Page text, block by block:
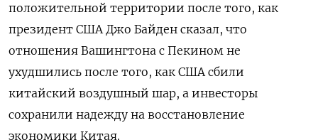
положительной территории после того, как
президент США Джо Байден сказал, что
отношения Вашингтона с Пекином не
ухудшились после того, как США сбили
китайский воздушный шар, а инвесторы
сохранили надежду на восстановление
экономики Китая.